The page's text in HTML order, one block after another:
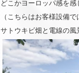
どこかヨーロッパ感を感
（こちらはお客様設備で
サトウキビ畑と電線の風